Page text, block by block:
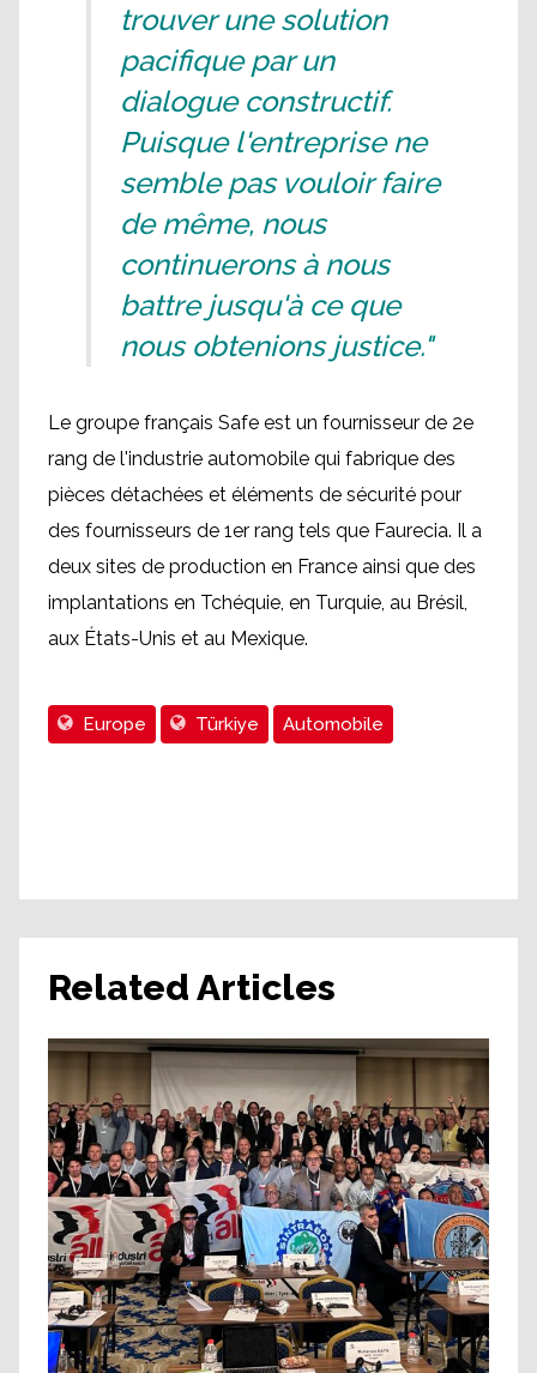
trouver une solution
pacifique par un
dialogue constructif.
Puisque l'entreprise ne
semble pas vouloir faire
de même, nous
continuerons à nous
battre jusqu'à ce que
nous obtenions justice."
Le groupe français Safe est un fournisseur de 2e
rang de l'industrie automobile qui fabrique des
pièces détachées et éléments de sécurité pour
des fournisseurs de 1er rang tels que Faurecia. Il a
deux sites de production en France ainsi que des
implantations en Tchéquie, en Turquie, au Brésil,
aux États-Unis et au Mexique.
Europe Türkiye Automobile
Related Articles